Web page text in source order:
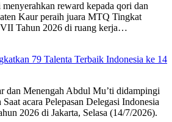
reward kepada qori dan
Kaur peraih juara MTQ Tingkat
Tahun 2026 di ruang kerja…
79 Talenta Terbaik Indonesia ke 14
dan Menengah Abdul Mu’ti didampingi
acara Pelepasan Delegasi Indonesia
2026 di Jakarta, Selasa (14/7/2026).